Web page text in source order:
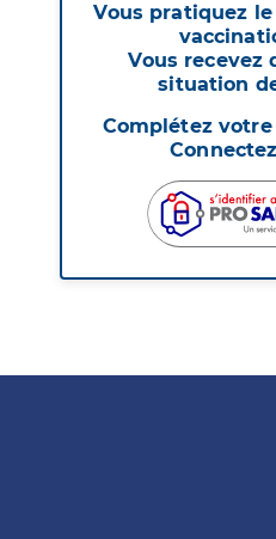
Vous pratiquez
Vous recevez
situation
Complétez